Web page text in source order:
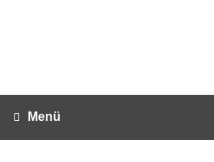
Menü